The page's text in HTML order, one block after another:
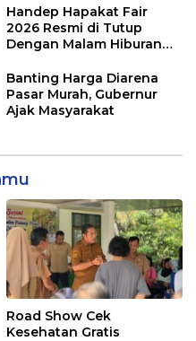
Handep Hapakat Fair
2026 Resmi di Tutup
Dengan Malam Hiburan
Banting Harga Diarena
Pasar Murah, Gubernur
Ajak Masyarakat
Road Show Cek
Kesehatan Gratis